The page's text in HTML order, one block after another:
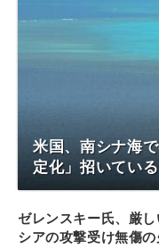
米国、南シナ海
定化」招いている
ゼレンスキー氏、厳
シアの攻撃受け無傷